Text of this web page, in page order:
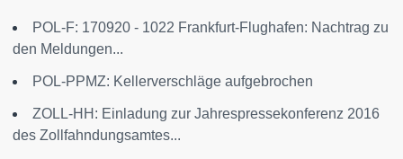
POL-F: 170920 - 1022 Frankfurt-Flughafen: Nachtrag zu
den Meldungen...
POL-PPMZ: Kellerverschläge aufgebrochen
ZOLL-HH: Einladung zur Jahrespressekonferenz 2016
des Zollfahndungsamtes...